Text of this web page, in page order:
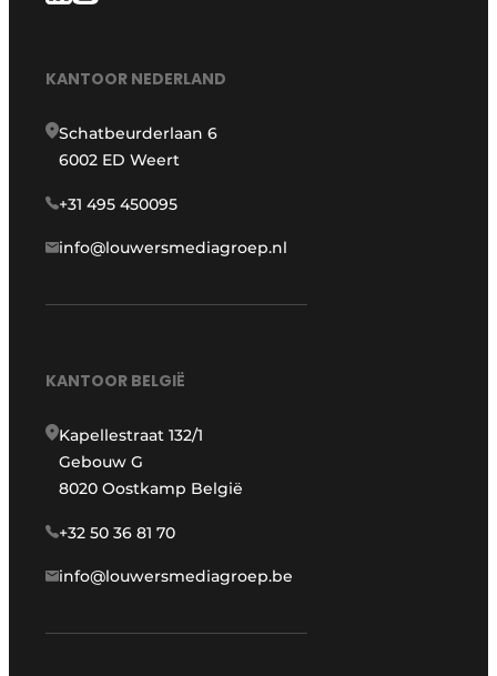
KANTOOR NEDERLAND
Schatbeurderlaan 6
6002 ED Weert
+31 495 450095
info@louwersmediagroep.nl
KANTOOR BELGIË
Kapellestraat 132/1
Gebouw G
8020 Oostkamp België
+32 50 36 81 70
info@louwersmediagroep.be